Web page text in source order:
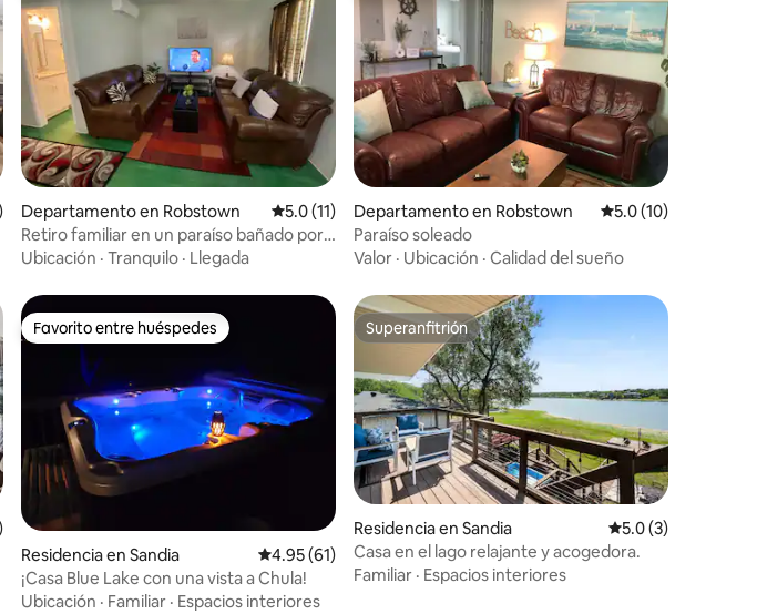
promedio: 5.0 de 5; 70 evaluaciones
Departamento en Robstown Calificación promedio: 5.0 de 5; 11 evaluaciones
5.0 (11)
Retiro familiar en un paraíso bañado por
el sol
Ubicación · Tranquilo · Llegada
Departamento en Robstown Calificación
5.0 (10)
Paraíso soleado
Valor · Ubicación · Calidad del sueño
promedio: 4.96 de 5; 26 evaluaciones
Favorito entre huéspedes
Favorito entre huéspedes
Residencia en Sandia Calificación promedio: 4.95 de 5; 61 evaluaciones
4.95 (61)
¡Casa Blue Lake con una vista a Chula!
Ubicación · Familiar · Espacios interiores
Superanfitrión
Superanfitrión
Residencia en Sandia Calificación
5.0 (3)
Casa en el lago relajante y acogedora.
Familiar · Espacios interiores